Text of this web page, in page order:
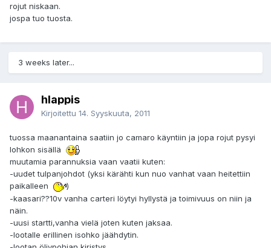
rojut niskaan.
jospa tuo tuosta.
3 weeks later...
hlappis
Kirjoitettu 14. Syyskuuta, 2011
tuossa maanantaina saatiin jo camaro käyntiin ja jopa rojut pysyi
lohkon sisällä
muutamia parannuksia vaan vaatii kuten:
-uudet tulpanjohdot (yksi kärähti kun nuo vanhat vaan heitettiin
paikalleen
)
-kaasari??10v vanha carteri löytyi hyllystä ja toimivuus on niin ja
näin.
-uusi startti,vanha vielä joten kuten jaksaa.
-lootalle erillinen isohko jäähdytin.